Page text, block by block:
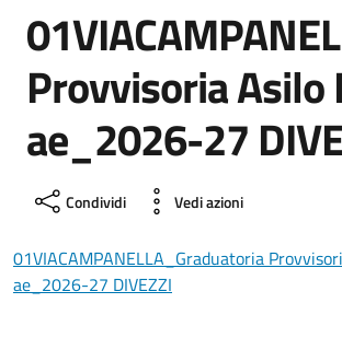
Provvisoria Asilo
ae_2026-27
Condividi Vedi azioni
01VIACAMPANELLA_Graduatoria
ae_2026-27 DIVEZZI